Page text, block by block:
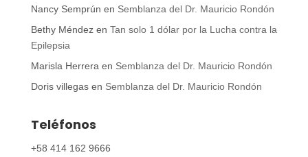
Nancy Semprún en Semblanza del Dr. Mauricio Rondón
Bethy Méndezen Tan solo 1 dólar por la Lucha contra la
Epilepsia
Marisla Herrera en Semblanza del Dr. Mauricio Rondón
Doris villegasen Semblanza del Dr. Mauricio Rondón
Teléfonos
+58 414 162 9666